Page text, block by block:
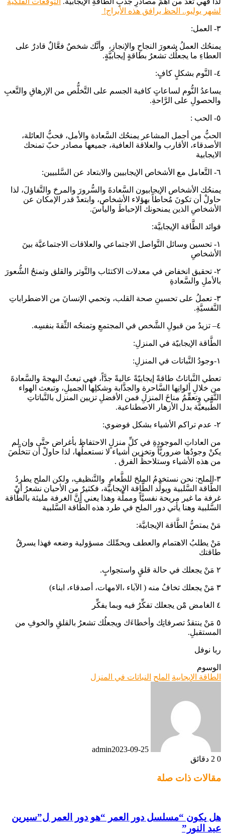
لشهر يوليو.. الحظ يرافق هذه الأبراج!
٣- العمل:
يمنحُك العملُ شعورَ النجاحِ والإنجازِ، وأنَّك شخصٌ فعَّالٌ قادرٌ على
العطاءِ ما يجعلُك تشعرُ بطاقةٍ إيجابيَّةٍ.
٤- النَّوم بشكلٍ كافٍ:
يساعدُ النُّوم لساعاتٍ كافية الجسم على التَّخلُّص من الإرهاقِ والتَّعبِ
والحصولِ على الرَّاحةِ.
٥- الحب :
الحبُّ من أجمل المشاعر يمنحُك السَّعادة والأمل، فحبُّ العائلة،
الأصدقاء، الأقارب والعلاقة العافية، جميعها مصادر حبّ تمنحك
الايجابية
٦- التَّعامل مع الأشخاص الإيجابيين والابتعاد عن السَّلبيين:
يمنحُك الأشخاص الإيجابيون السَّعادةَ والسُّرورَ والمرحَ والتَّفاؤلَ، لذا
حاولْ أن تكونَ مُحاطاً بهؤلاء الأشخاص، وابتعدْ قدر الإمكان عن
الأشخاصِ الذين يمنحونك الإحباطَ واليأسَ.
فوائد الطَّاقة الإيجابيَّة:
١- تحسين وسائل التَّواصل الاجتماعي والعلاقات الاجتماعيَّة بينَ
الأشخاصِ
٢- تحقيق انخفاض في معدلات الاكتئاب والتَّوتر والقلق وتمنحُ الشُّعورَ
بالأملِ والسَّعادةِ
٣- تعملُ على تحسينِ صحة القلب، وتحمي الإنسانَ من الاضطراباتِ
النَّفسيَّةِ.
٤– تزيدُ من قبولِ الشَّخص في المجتمعِ وتمنحُه الثِّقةَ بنفسِه.
الطَّاقة الإيجابيًَة في المنزلِ:
١-وجودُ النَّباتات في المنزلِ:
تعطي النَّباتاتُ طاقةً إيجابيًَةً عاليةً جدَّاً، فهي تبعثُ البهجةَ والسَّعادةَ
من خلالِ ألوانِها السَّاحرة والجذَّابة وشكلِها الجميلِ، وتبعث الهواء
النَّقي وتعقِّمُ مناخَ المنزلِ فمن الأفضلِ تزيين المنزل بالنَّباتاتِ
الطَّبيعيَّة بدل الأزهار الاصطناعية.
٢- عدم تراكم الأشياء بشكل فوضوي:
من العاداتِ الموجودةِ في كلِّ منزلٍ الاحتفاظ بأغراض حتَّى وإن لم
يكنْ وجودُها ضروريَّاً وتخزين أشياء لا نستعملُها، لذا حاولْ أن تتخلَّصَ
من هذه الأشياء وستلاحظُ الفرق .
٣-الملح: نحن نستخدمُ الملحَ للطَّعامِ والتَّنظيفِ، ولكن الملح يطردُ
الطَّاقة السَّلبية ويولِّد الطَّاقة الإيجابيَّة، فكثيرٌ من الأحيان نشعرُ أنًَ
غرفة ما غير مريحة نفسيَّاً ومملَّة وهذا يعني أنَّ الغرفة مليئة بالطَّاقة
السَّلبية وهنا يأتي دور الملح في طرد هذه الطَّاقة السَّلبية
مَنْ يمتصُّ الطَّاقة الإيجابيَّة:
مَنْ يطلبُ الاهتمام والعطف ويحمِّلك مسؤولية وضعه فهذا يسرقُ
طاقتك
٢ مَنْ يجعلك في حالة قلقٍ واستجوابٍ.
٣ مَنْ يجعلك تخافُ منه ( الآباء ،الامهات، أصدقاء، ابناء)
٤ الغامض مَْن يجعلك تفكِّرُ فيه وبما يفكِّر
٥ مَنْ ينتقدُ تصرفاتِك وأخطاءَك ويجعلُك تشعرُ بالقلقِ والخوفِ من
المستقبلِ.
ربا نوفل
الوسوم
الطاقة الإيجابية الملح النباتات في المنزل
admin2023-09-25
0
مقالات ذات صلة
هل يكون “مسلسل دور العمر “هو دور العمر ل”سيرين
عبد النور”